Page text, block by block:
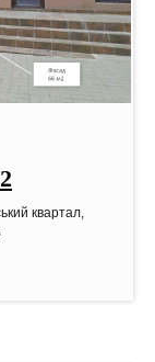
квартал,